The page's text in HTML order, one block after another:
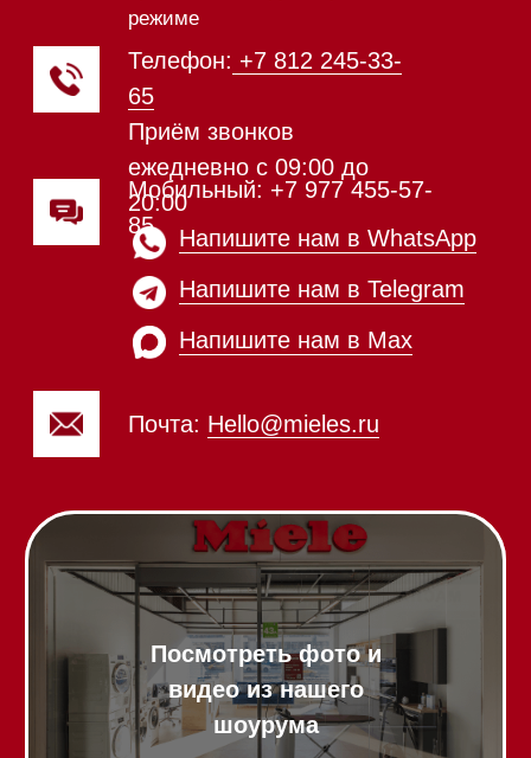
Винные холодильники
Выставочные образцы
Аксессуары
Профессиональная
Подогреватели посуды и пищи
Холодильники и морозильники
Встраиваемые
кофемашины
Вакууматоры
Соло кофемашины
Модульные панели SmartLine
Вытяжки настенные
Духовые шкафы с СВЧ
Духовые шкафы
Микроволновые печи (СВЧ)
Гладильные
системы